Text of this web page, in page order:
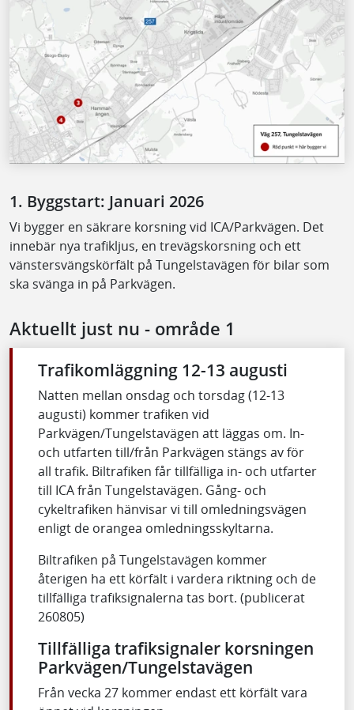
1. Byggstart: Januari 2026
Vi bygger en säkrare korsning vid ICA/Parkvägen. Det
innebär nya trafikljus, en trevägskorsning och ett
vänstersvängskörfält på Tungelstavägen för bilar som
ska svänga in på Parkvägen.
Aktuellt just nu - område 1
Trafikomläggning 12-13 augusti
Natten mellan onsdag och torsdag (12-13
augusti) kommer trafiken vid
Parkvägen/Tungelstavägen att läggas om. In-
och utfarten till/från Parkvägen stängs av för
all trafik. Biltrafiken får tillfälliga in- och utfarter
till ICA från Tungelstavägen. Gång- och
cykeltrafiken hänvisar vi till omledningsvägen
enligt de orangea omledningsskyltarna.
Biltrafiken på Tungelstavägen kommer
återigen ha ett körfält i vardera riktning och de
tillfälliga trafiksignalerna tas bort. (publicerat
260805)
Tillfälliga trafiksignaler korsningen
Parkvägen/Tungelstavägen
Från vecka 27 kommer endast ett körfält vara